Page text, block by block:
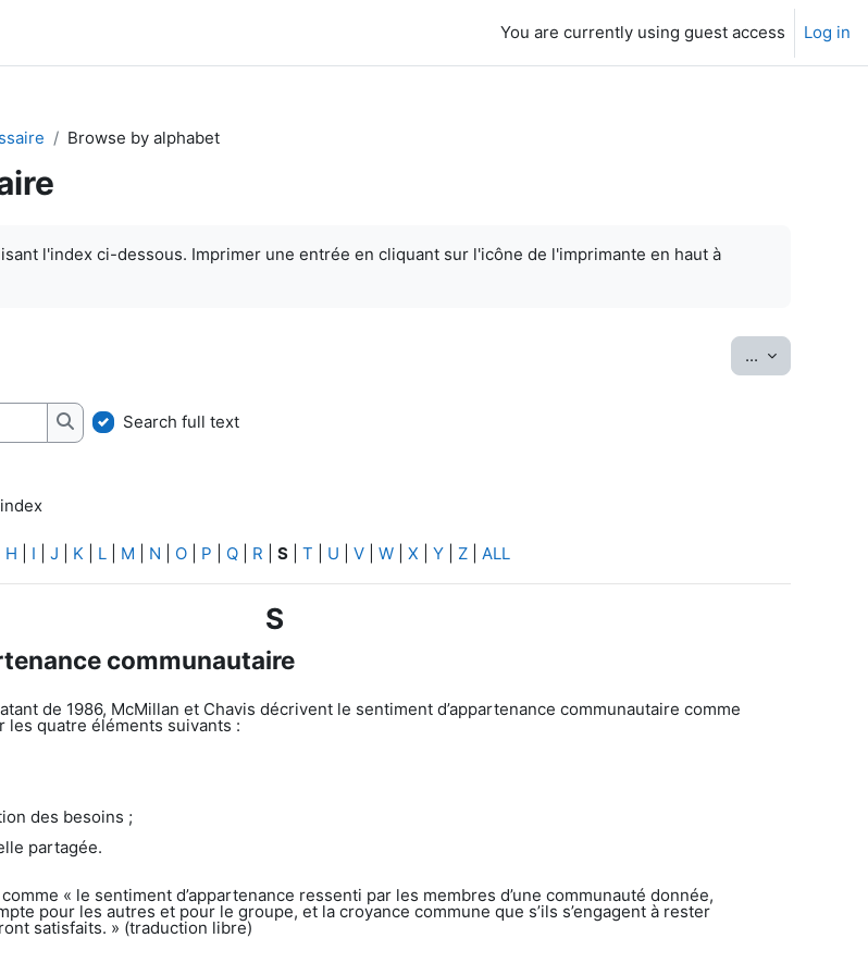
You are currently using guest access Log in
Browse by alphabet
l'index ci-dessous. Imprimer une entrée en cliquant sur l'icône de l'imprimante en haut à
... Export
Search
Search full text
H I J K L M N O P Q R S T U V W X Y Z ALL
S
communautaire
de 1986, McMillan et Chavis décrivent le sentiment d’appartenance communautaire comme
les quatre éléments suivants :
des besoins ;
partagée.
« le sentiment d’appartenance ressenti par les membres d’une communauté donnée,
pour les autres et pour le groupe, et la croyance commune que s’ils s’engagent à rester
satisfaits. » (traduction libre)